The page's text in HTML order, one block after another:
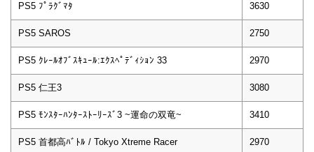
PS5 ﾌﾟﾗｸﾞﾏﾀ 3630
PS5 SAROS 2750
PS5 ｸﾚｰﾙｵﾌﾞｽｷｭｰﾙ:ｴｸｽﾍﾟﾃﾞｨｼｮﾝ 33 2970
PS5 仁王3 3080
PS5 ﾓﾝｽﾀｰﾊﾝﾀｰｽﾄｰﾘｰｽﾞ3 ~運命の双竜~ 3410
PS5 首都高ﾊﾞﾄﾙ / Tokyo Xtreme Racer 2970